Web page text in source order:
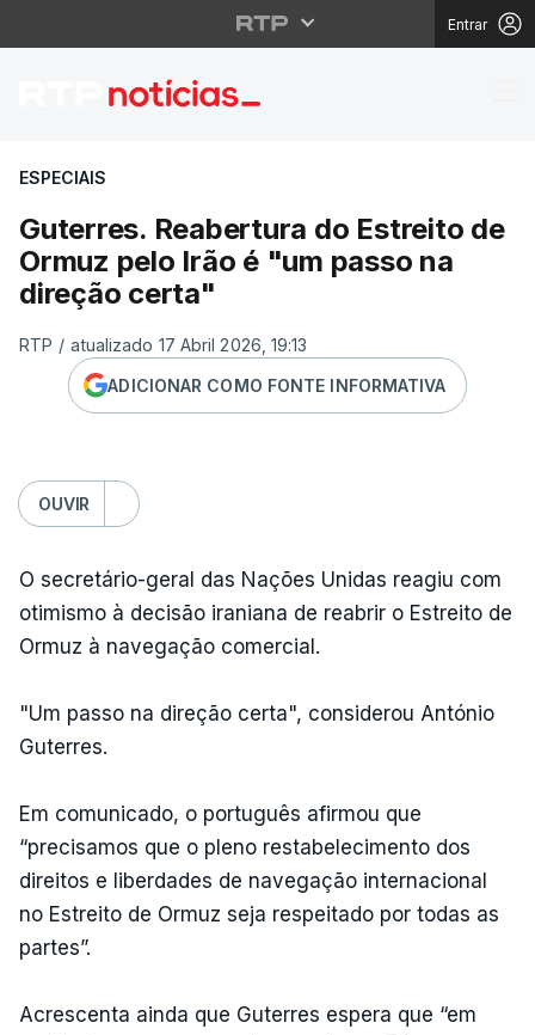
Entrar
Guterres. Reabertura
ESPECIAIS
Guterres. Reabertura do Estreito de
Ormuz pelo Irão é "um passo na
direção certa"
RTP / atualizado 17 Abril 2026, 19:13
ADICIONAR COMO FONTE INFORMATIVA
OUVIR
O secretário-geral das Nações Unidas reagiu com
otimismo à decisão iraniana de reabrir o Estreito de
Ormuz à navegação comercial.
"Um passo na direção certa", considerou António
Guterres.
Em comunicado, o português afirmou que
“precisamos que o pleno restabelecimento dos
direitos e liberdades de navegação internacional
no Estreito de Ormuz seja respeitado por todas as
partes”.
Acrescenta ainda que Guterres espera que “em